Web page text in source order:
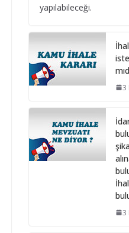
yapılabileceği.
3
3